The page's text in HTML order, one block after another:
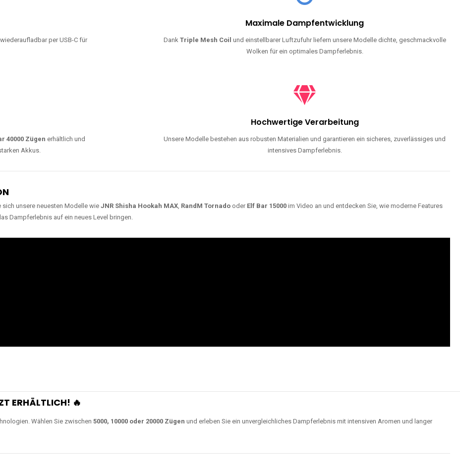
per USB-C für
Maximale Dampfentwicklung
Dank Triple Mesh Coil und einstellbarer Luftzufuhr liefern unsere Modelle dichte, geschmackvolle
Wolken für ein optimales Dampferlebnis.
40000 Zügen erhältlich und
Akkus.
Hochwertige Verarbeitung
Unsere Modelle bestehen aus robusten Materialien und garantieren ein sicheres, zuverlässiges und
intensives Dampferlebnis.
sich unsere neuesten Modelle wie JNR Shisha Hookah MAX, RandM Tornado oder Elf Bar 15000 im Video an und entdecken Sie, wie moderne Features
Dampferlebnis auf ein neues Level bringen.
ERHÄLTLICH! 🔥
Wählen Sie zwischen 5000, 10000 oder 20000 Zügen und erleben Sie ein unvergleichliches Dampferlebnis mit intensiven Aromen und langer